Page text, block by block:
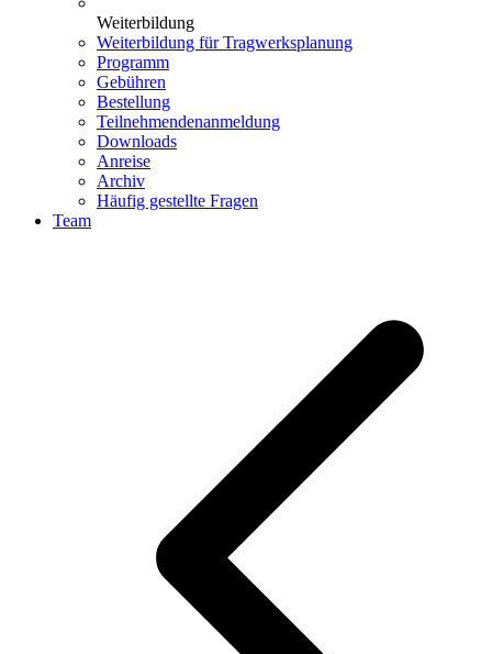
Weiterbildung
Weiterbildung für Tragwerksplanung
Programm
Gebühren
Bestellung
Teilnehmendenanmeldung
Downloads
Anreise
Archiv
Häufig gestellte Fragen
Team